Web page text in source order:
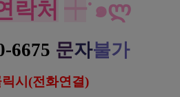
락처 ˙๑ლ
6675 문자불가
시(전화연결)